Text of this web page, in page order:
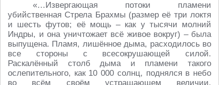
«…Извергающая потоки пламени
убийственная Стрела Брахмы (размер её три локтя
и шесть футов; её мощь – как у тысячи молний
Индры, и она уничтожает всё живое вокруг) – была
выпущена. Пламя, лишённое дыма, расходилось во
все стороны с всесокрушающей силой.
Раскалённый столб дыма и пламени такого
ослепительного, как 10 000 солнц, поднялся в небо
во всём своём устрашающем величии,